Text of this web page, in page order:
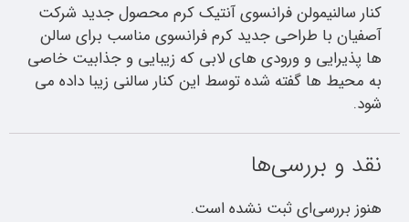
کنار سالنیمولن فرانسوی آنتیک کرم محصول جدید شرکت
آصفیان با طراحی جدید کرم فرانسوی مناسب برای سالن
ها پذیرایی و ورودی های لابی که زیبایی و جذابیت خاصی
به محیط ها گفته شده توسط این کنار سالنی زیبا داده می
شود.
نقد و بررسی‌ها
هنوز بررسی‌ای ثبت نشده است.